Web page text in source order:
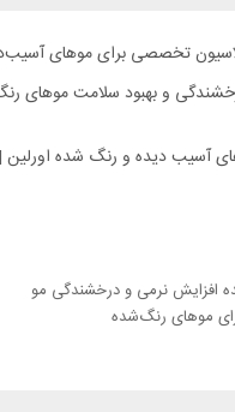
تخصصی برای موهای
و بهبود سلامت
افزایش نرمی و درخشندگی مو
موهای رنگ‌شده